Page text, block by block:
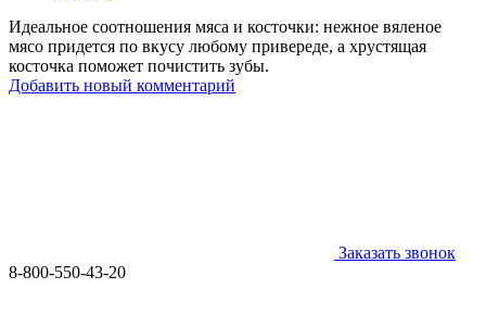
Идеальное соотношения мяса и косточки: нежное вяленое
мясо придется по вкусу любому привереде, а хрустящая
косточка поможет почистить зубы.
Добавить новый комментарий
Заказать звонок
8-800-550-43-20